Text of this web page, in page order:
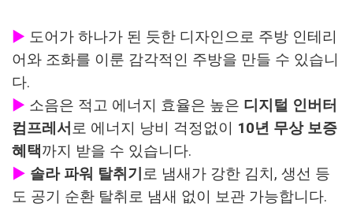
▶ 도어가 하나가 된 듯한 디자인으로 주방 인테리
어와 조화를 이룬 감각적인 주방을 만들 수 있습니
다.
▶ 소음은 적고 에너지 효율은 높은 디지털 인버터
컴프레서 로 에너지 낭비 걱정없이 10년 무상 보증
혜택까지 받을 수 있습니다.
▶ 솔라 파워 탈취기 로 냄새가 강한 김치, 생선 등
도 공기 순환 탈취로 냄새 없이 보관 가능합니다.